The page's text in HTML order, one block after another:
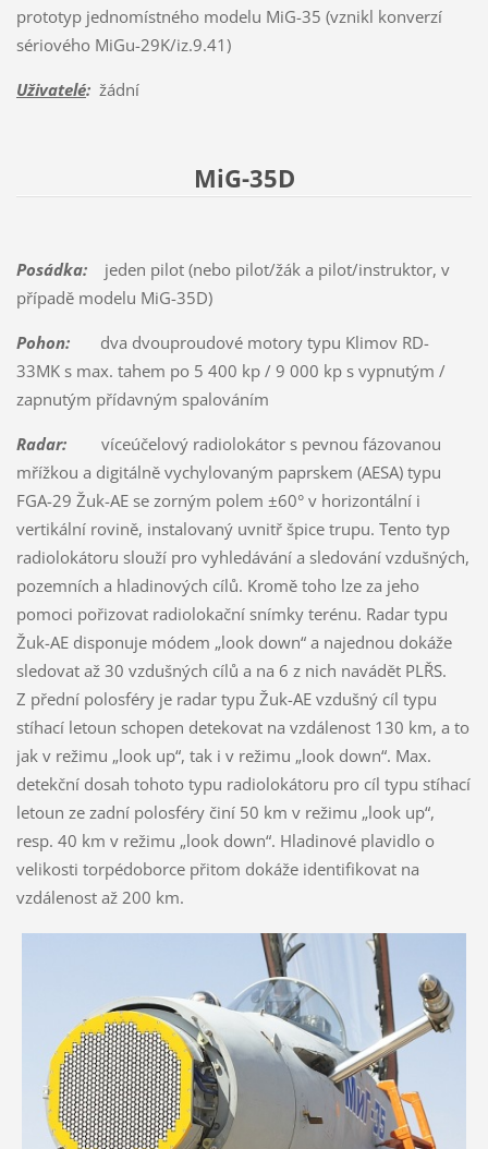
prototyp jednomístného modelu MiG-35 (vznikl konverzí
sériového MiGu-29K/iz.9.41)
Uživatelé:žádní
MiG-35D
Posádka:jeden pilot (nebo pilot/žák a pilot/instruktor, v
případě modelu MiG-35D)
Pohon:dva dvouproudové motory typu Klimov RD-
33MK s max. tahem po 5 400 kp / 9 000 kp s vypnutým /
zapnutým přídavným spalováním
Radar:víceúčelový radiolokátor s pevnou fázovanou
mřížkou a digitálně vychylovaným paprskem (AESA) typu
FGA-29 Žuk-AE se zorným polem ±60° v horizontální i
vertikální rovině, instalovaný uvnitř špice trupu. Tento typ
radiolokátoru slouží pro vyhledávání a sledování vzdušných,
pozemních a hladinových cílů. Kromě toho lze za jeho
pomoci pořizovat radiolokační snímky terénu. Radar typu
Žuk-AE disponuje módem „look down“ a najednou dokáže
sledovat až 30 vzdušných cílů a na 6 z nich navádět PLŘS.
Z přední polosféry je radar typu Žuk-AE vzdušný cíl typu
stíhací letoun schopen detekovat na vzdálenost 130 km, a to
jak v režimu „look up“, tak i v režimu „look down“. Max.
detekční dosah tohoto typu radiolokátoru pro cíl typu stíhací
letoun ze zadní polosféry činí 50 km v režimu „look up“,
resp. 40 km v režimu „look down“. Hladinové plavidlo o
velikosti torpédoborce přitom dokáže identifikovat na
vzdálenost až 200 km.